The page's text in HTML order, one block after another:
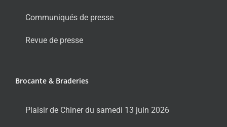
Communiqués de presse
Revue de presse
Brocante & Braderies
Plaisir de Chiner du samedi 13 juin 2026